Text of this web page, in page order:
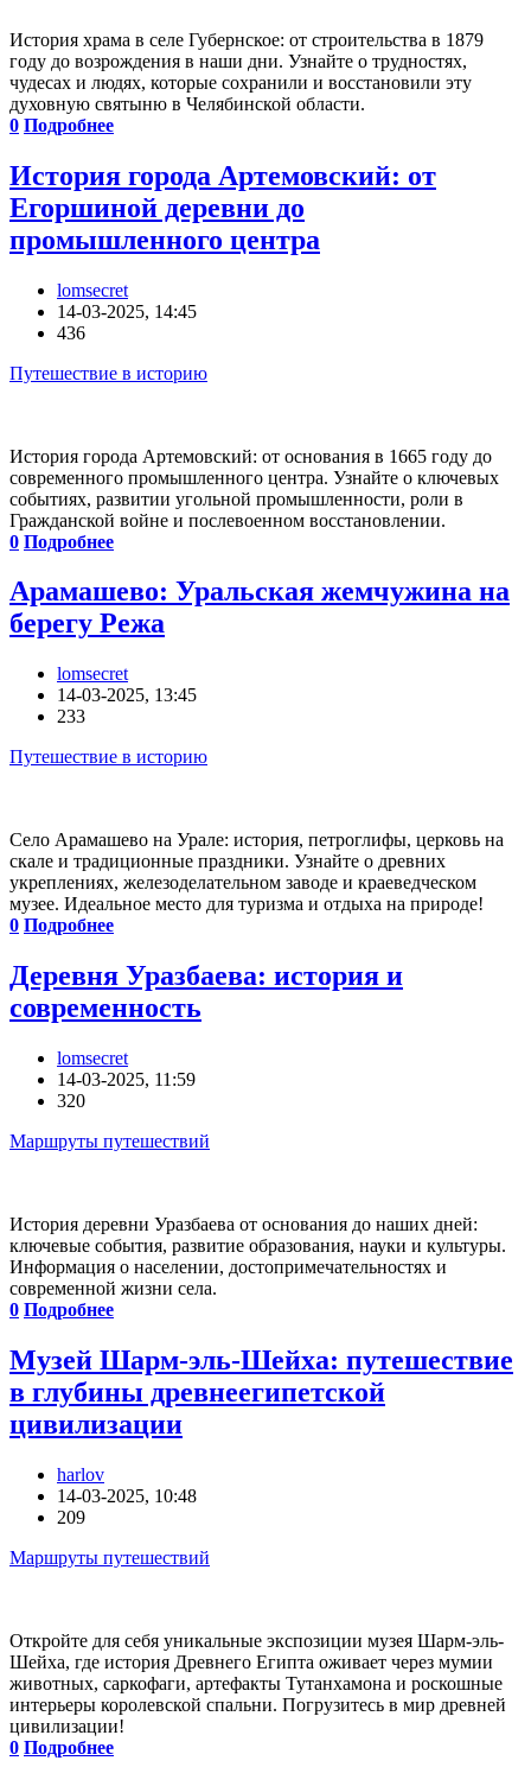
История храма в селе Губернское: от строительства в 1879
году до возрождения в наши дни. Узнайте о трудностях,
чудесах и людях, которые сохранили и восстановили эту
духовную святыню в Челябинской области.
0 Подробнее
История города Артемовский: от
Егоршиной деревни до
промышленного центра
lomsecret
14-03-2025, 14:45
436
Путешествие в историю
История города Артемовский: от основания в 1665 году до
современного промышленного центра. Узнайте о ключевых
событиях, развитии угольной промышленности, роли в
Гражданской войне и послевоенном восстановлении.
0 Подробнее
Арамашево: Уральская жемчужина на
берегу Режа
lomsecret
14-03-2025, 13:45
233
Путешествие в историю
Село Арамашево на Урале: история, петроглифы, церковь на
скале и традиционные праздники. Узнайте о древних
укреплениях, железоделательном заводе и краеведческом
музее. Идеальное место для туризма и отдыха на природе!
0 Подробнее
Деревня Уразбаева: история и
современность
lomsecret
14-03-2025, 11:59
320
Маршруты путешествий
История деревни Уразбаева от основания до наших дней:
ключевые события, развитие образования, науки и культуры.
Информация о населении, достопримечательностях и
современной жизни села.
0 Подробнее
Музей Шарм-эль-Шейха: путешествие
в глубины древнеегипетской
цивилизации
harlov
14-03-2025, 10:48
209
Маршруты путешествий
Откройте для себя уникальные экспозиции музея Шарм-эль-
Шейха, где история Древнего Египта оживает через мумии
животных, саркофаги, артефакты Тутанхамона и роскошные
интерьеры королевской спальни. Погрузитесь в мир древней
цивилизации!
0 Подробнее